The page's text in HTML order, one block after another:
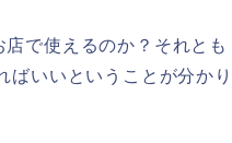
で使えるのか？それとも
ばいいということが分かり